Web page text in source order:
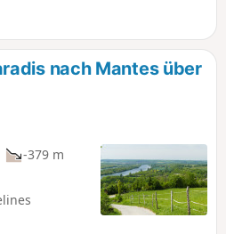
können.
nach Mantes über
-379 m